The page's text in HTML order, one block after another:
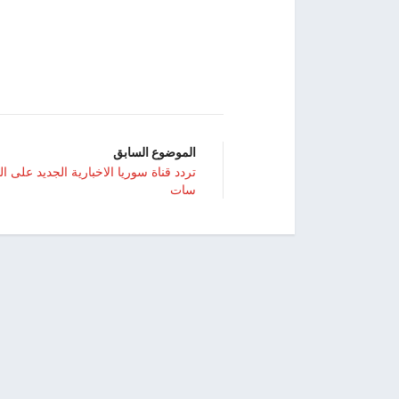
الموضوع السابق
تردد قناة سوريا الاخبارية الجديد على
سات